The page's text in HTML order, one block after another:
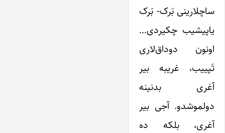
ساچلارینی بَرک- بَرک
یاپیشیب چکیردی…
اونون دوداق‌لاری
تَپییب، غریبه بیر
آغری بدنینه
دولموشدو. آجی بیر
آغری، بلکه ده